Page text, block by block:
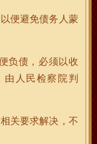
便避免债务人蒙
负债，必须以收
人民检察院判
关要求解决，不